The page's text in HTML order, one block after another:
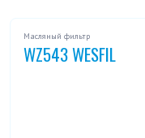
Масляный фильтр
WZ543 WESFIL